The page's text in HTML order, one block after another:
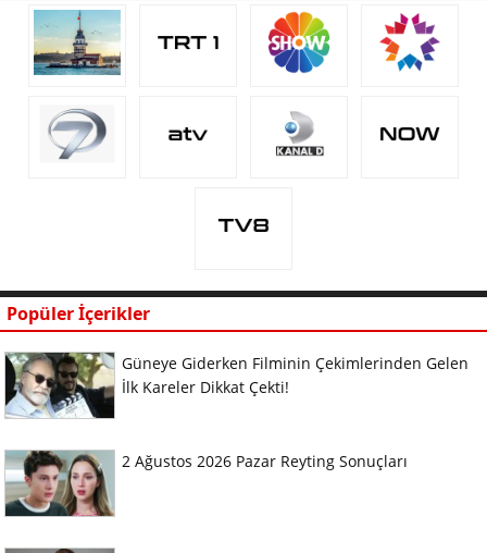
Popüler İçerikler
Güneye Giderken Filminin Çekimlerinden Gelen
İlk Kareler Dikkat Çekti!
2 Ağustos 2026 Pazar Reyting Sonuçları